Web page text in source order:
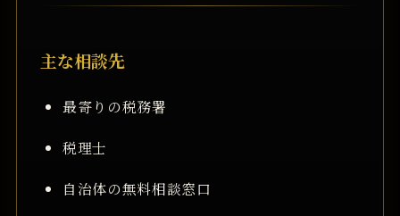
主な相談先
最寄りの税務署
税理士
自治体の無料相談窓口